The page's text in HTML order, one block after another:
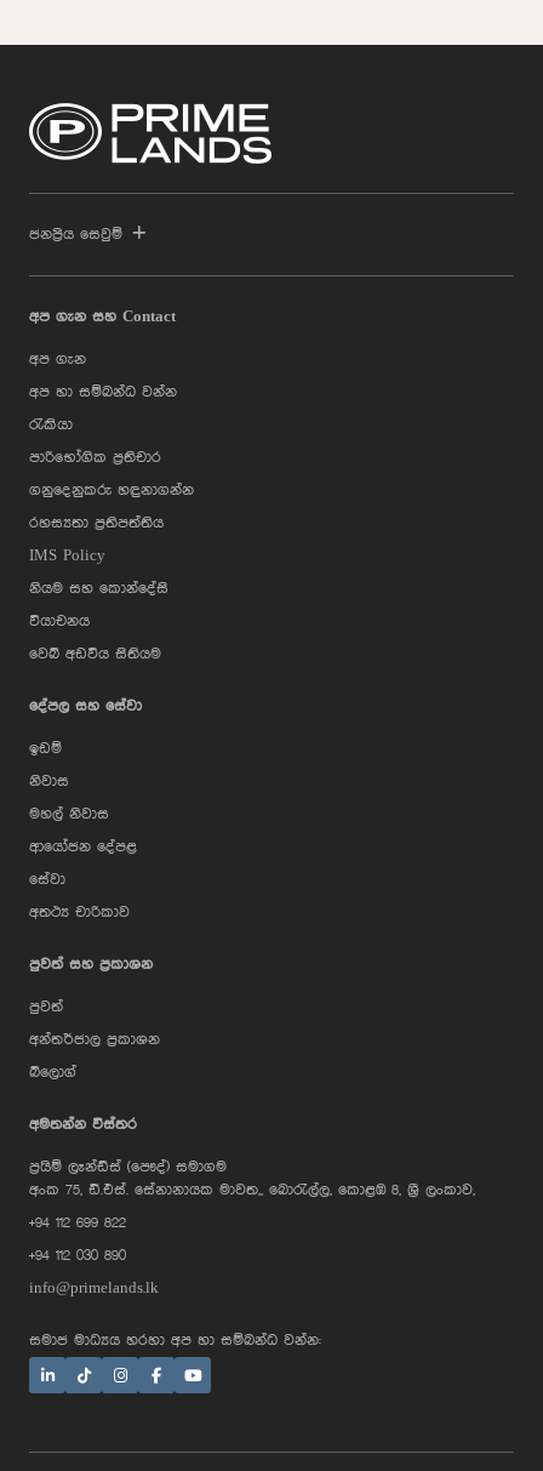
ජනප්‍රිය සෙවුම්
අප ගැන සහ Contact
අප ගැන
අප හා සම්බන්ධ වන්න
රැකියා
පාරිභෝගික ප්‍රතිචාර
ගනුදෙනුකරු හඳුනාගන්න
රහස්‍යතා ප්‍රතිපත්තිය
IMS Policy
නියම සහ කොන්දේසි
වියාචනය
වෙබ් අඩවිය සිතියම
දේපල සහ සේවා
ඉඩම්
නිවාස
මහල් නිවාස
ආයෝජන දේපළ
සේවා
අතථ්‍ය චාරිකාව
පුවත් සහ ප්‍රකාශන
පුවත්
අන්තර්ජාල ප්‍රකාශන
බ්ලොග්
අමතන්න විස්තර
ප්‍රයිම් ලෑන්ඩ්ස් (පෞද්) සමාගම
අංක 75, ඩී.එස්. සේනානායක මාවත,, බොරැල්ල, කොළඹ 8, ශ්‍රී ලංකාව,
+94 112 699 822
+94 112 030 890
info@primelands.lk
සමාජ මාධ්‍යය හරහා අප හා සම්බන්ධ වන්න:
Hi, I'm Prime Bee, Your AI